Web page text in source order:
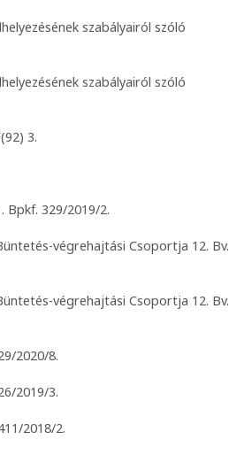
szabályairól szóló
szabályairól szóló
3.
Bpkf. 329/2019/2.
végrehajtási Csoportja 12. Bv.
végrehajtási Csoportja 12. Bv.
2020/8.
2019/3.
2018/2.